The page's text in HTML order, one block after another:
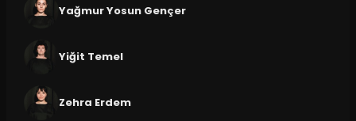
Yağmur Yosun Gençer
Yiğit Temel
Zehra Erdem